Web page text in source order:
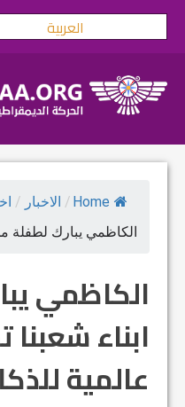
Skip
العربية
Home
/ الاخبار /
الكاظمي يبارك لطفلة
الكاظمي
ابناء
عالمية